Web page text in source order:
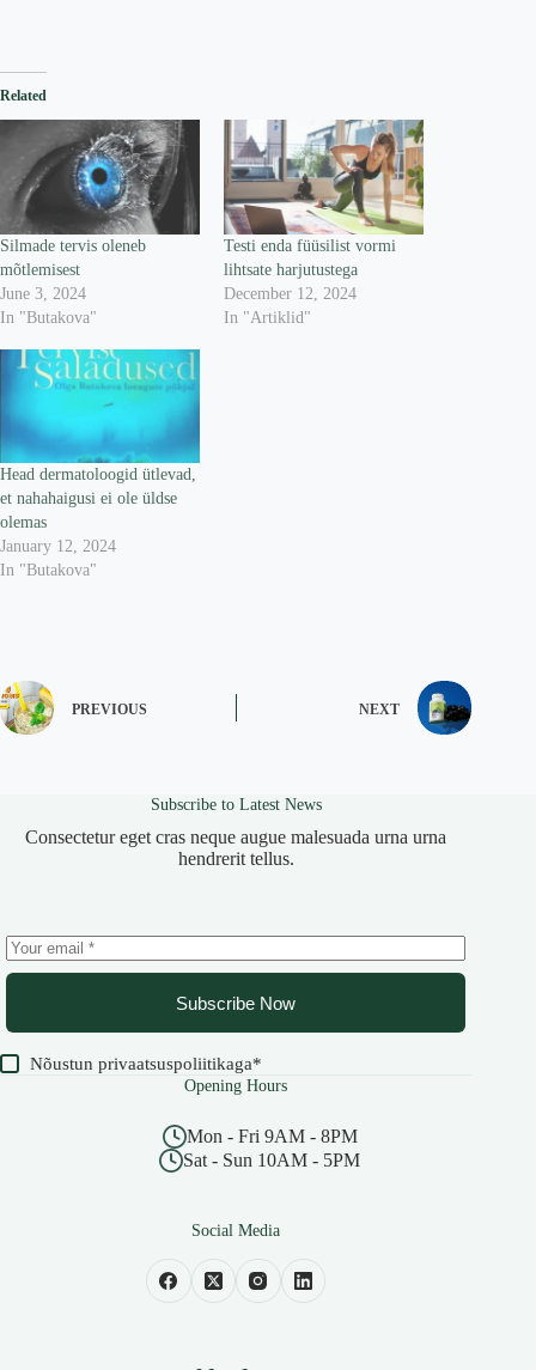
Related
Silmade tervis oleneb
mõtlemisest
June 3, 2024
In "Butakova"
Testi enda füüsilist vormi
lihtsate harjutustega
December 12, 2024
In "Artiklid"
Head dermatoloogid ütlevad,
et nahahaigusi ei ole üldse
olemas
January 12, 2024
In "Butakova"
PREVIOUS NEXT
Subscribe to Latest News
Consectetur eget cras neque augue malesuada urna urna
hendrerit tellus.
Subscribe Now
Nõustunprivaatsuspoliitikaga*
Opening Hours
Mon - Fri 9AM - 8PM
Sat - Sun 10AM - 5PM
Social Media